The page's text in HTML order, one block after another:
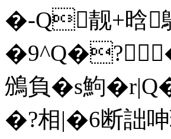
�-Q靓+晗
鳻負�s鮈
�?相|�6断詘